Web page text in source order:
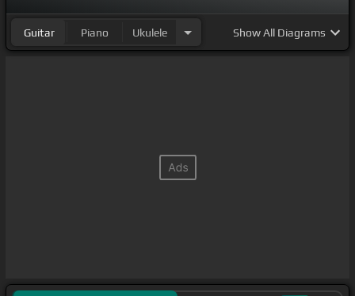
Guitar Piano Ukulele ShowAll Diagrams